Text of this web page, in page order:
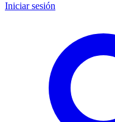
Iniciar sesión